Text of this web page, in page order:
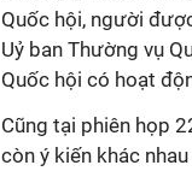
Quốc hội, người
Uỷ ban Thường vụ
Quốc hội có hoạt
Cũng tại phiên họp
còn ý kiến khác